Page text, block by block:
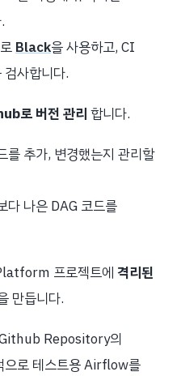
Black을 사용하고, CI
사합니다.
로 버전 관리합니다.
를 추가, 변경했는지 관리할
다 나은 DAG 코드를
프로젝트에격리된
만듭니다.
Repository의
으로 테스트용 Airflow를